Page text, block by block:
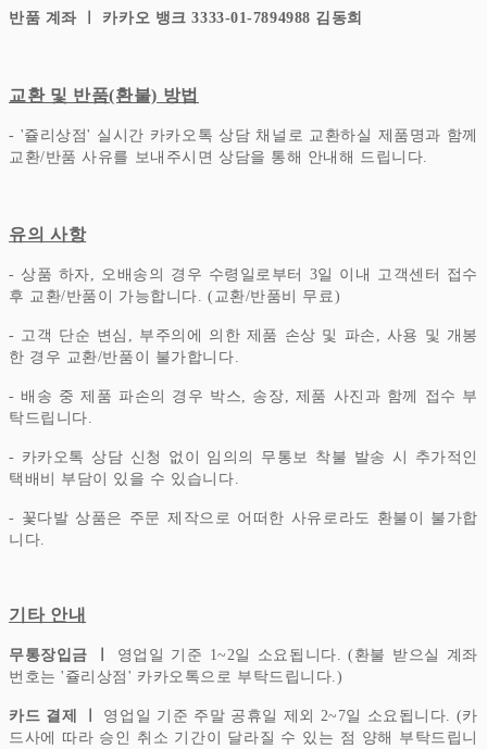
반품 계좌 ㅣ 카카오 뱅크 3333-01-7894988 김동희
교환 및 반품(환불) 방법
- '쥴리상점' 실시간 카카오톡 상담 채널로 교환하실 제품명과 함께
교환/반품 사유를 보내주시면 상담을 통해 안내해 드립니다.
유의 사항
- 상품 하자, 오배송의 경우 수령일로부터 3일 이내 고객센터 접수
후 교환/반품이 가능합니다. (교환/반품비 무료)
- 고객 단순 변심, 부주의에 의한 제품 손상 및 파손, 사용 및 개봉
한 경우 교환/반품이 불가합니다.
- 배송 중 제품 파손의 경우 박스, 송장, 제품 사진과 함께 접수 부
탁드립니다.
- 카카오톡 상담 신청 없이 임의의 무통보 착불 발송 시 추가적인
택배비 부담이 있을 수 있습니다.
- 꽃다발 상품은 주문 제작으로 어떠한 사유로라도 환불이 불가합
니다.
기타 안내
무통장입금 ㅣ 영업일 기준 1~2일 소요됩니다. (환불 받으실 계좌
번호는 '쥴리상점' 카카오톡으로 부탁드립니다.)
카드 결제 ㅣ 영업일 기준 주말 공휴일 제외 2~7일 소요됩니다. (카
드사에 따라 승인 취소 기간이 달라질 수 있는 점 양해 부탁드립니